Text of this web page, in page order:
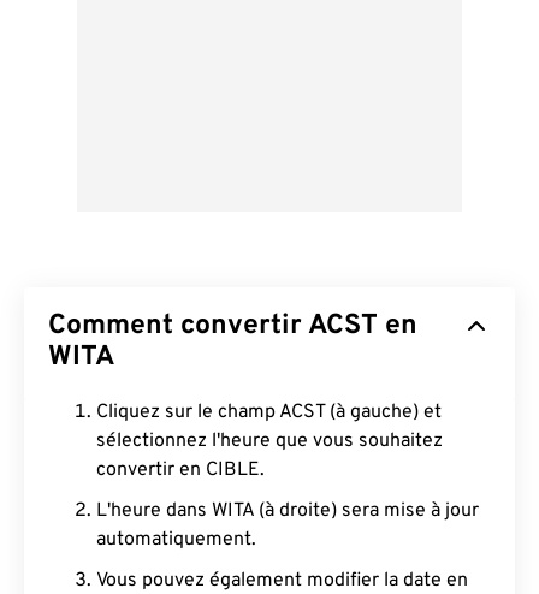
Comment convertir ACST en
WITA
Cliquez sur le champ ACST (à gauche) et
sélectionnez l'heure que vous souhaitez
convertir en CIBLE.
L'heure dans WITA (à droite) sera mise à jour
automatiquement.
Vous pouvez également modifier la date en